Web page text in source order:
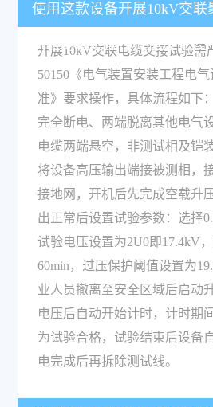
使用这款设备开展10kV交
试验的规范操作流程是什么
开展10kV交联电缆交接试验需
50150《电气装置安装工程电
准》要求操作，具体流程如下
完全断电、两端脱离其他电气
电缆两端悬空，非测试相及铠
将设备高压输出端接被测相，
接地网，开机后先完成空载升
出正常后设置试验参数：选择
试验电压设置为2U0即17.4kV
60min，过压保护阈值设置为
业人员撤离至安全区域后启动
电压后自动开始计时，计时期
为试验合格，试验结束后设备
电完成后再拆除测试线。